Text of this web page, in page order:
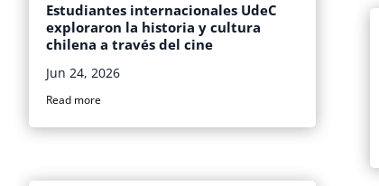
Estudiantes internacionales UdeC
exploraron la historia y cultura
chilena a través del cine
Jun 24, 2026
Read more